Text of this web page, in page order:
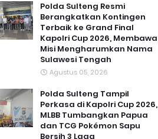
Polda Sulteng Resmi
Berangkatkan Kontingen
Terbaik ke Grand Final
Kapolri Cup 2026, Membawa
Misi Mengharumkan Nama
Sulawesi Tengah
Agustus 05, 2026
Polda Sulteng Tampil
Perkasa di Kapolri Cup 2026,
MLBB Tumbangkan Papua
dan TCG Pokémon Sapu
Bersih 3 Laga